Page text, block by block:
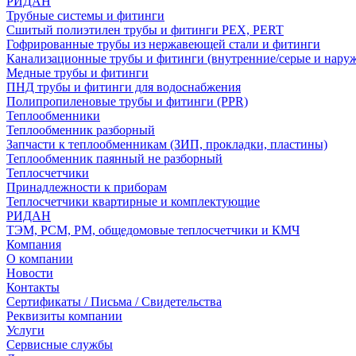
Трубные системы и фитинги
Сшитый полиэтилен трубы и фитинги PEX, PERT
Гофрированные трубы из нержавеющей стали и фитинги
Канализационные трубы и фитинги (внутренние/серые и
Медные трубы и фитинги
ПНД трубы и фитинги для водоснабжения
Полипропиленовые трубы и фитинги (PPR)
Теплообменники
Теплообменник разборный
Запчасти к теплообменникам (ЗИП, прокладки, пластины)
Теплообменник паянный не разборный
Теплосчетчики
Принадлежности к приборам
Теплосчетчики квартирные и комплектующие
РИДАН
ТЭМ, РСМ, РМ, общедомовые теплосчетчики и КМЧ
Компания
О компании
Новости
Контакты
Сертификаты / Письма / Свидетельства
Реквизиты компании
Услуги
Сервисные службы